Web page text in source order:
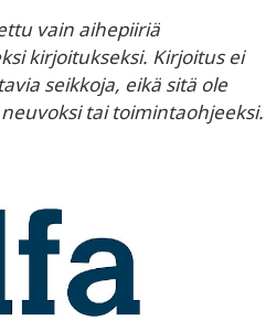
vain aihepiiriä
kirjoitukseksi. Kirjoitus ei
seikkoja, eikä sitä ole
tai toimintaohjeeksi.